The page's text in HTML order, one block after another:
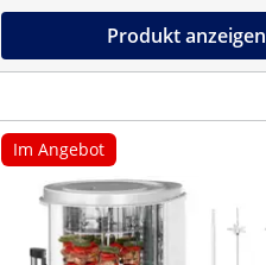
Produkt anzeigen
Im Angebot